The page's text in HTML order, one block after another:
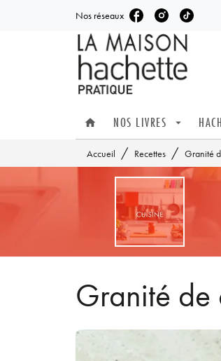
MENU RECHERCHE
Nos réseaux
home NOS LIVRES arrow_drop_down
Accueil / Recettes / Granité
Granité